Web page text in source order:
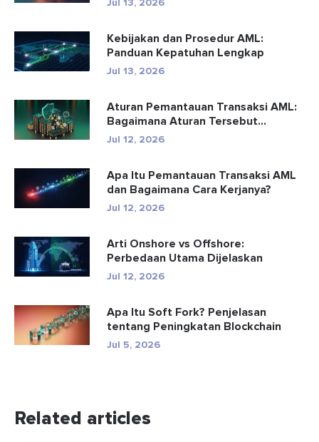
Kebijakan dan Prosedur AML:
Panduan Kepatuhan Lengkap
Jul 13, 2026
Aturan Pemantauan Transaksi AML:
Bagaimana Aturan Tersebut
Mendete...
Jul 12, 2026
Apa Itu Pemantauan Transaksi AML
dan Bagaimana Cara Kerjanya?
Jul 12, 2026
Arti Onshore vs Offshore:
Perbedaan Utama Dijelaskan
Jul 12, 2026
Apa Itu Soft Fork? Penjelasan
tentang Peningkatan Blockchain
Jul 5, 2026
Related articles